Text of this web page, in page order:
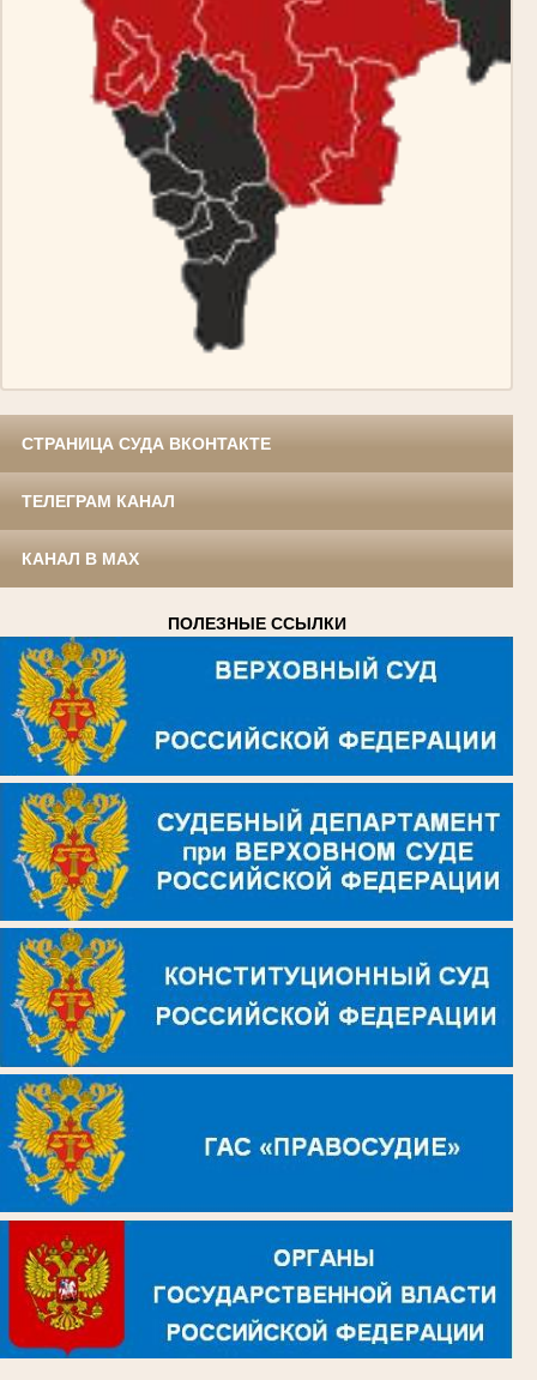
СТРАНИЦА СУДА ВКОНТАКТЕ
ТЕЛЕГРАМ КАНАЛ
КАНАЛ В MAX
ПОЛЕЗНЫЕ ССЫЛКИ